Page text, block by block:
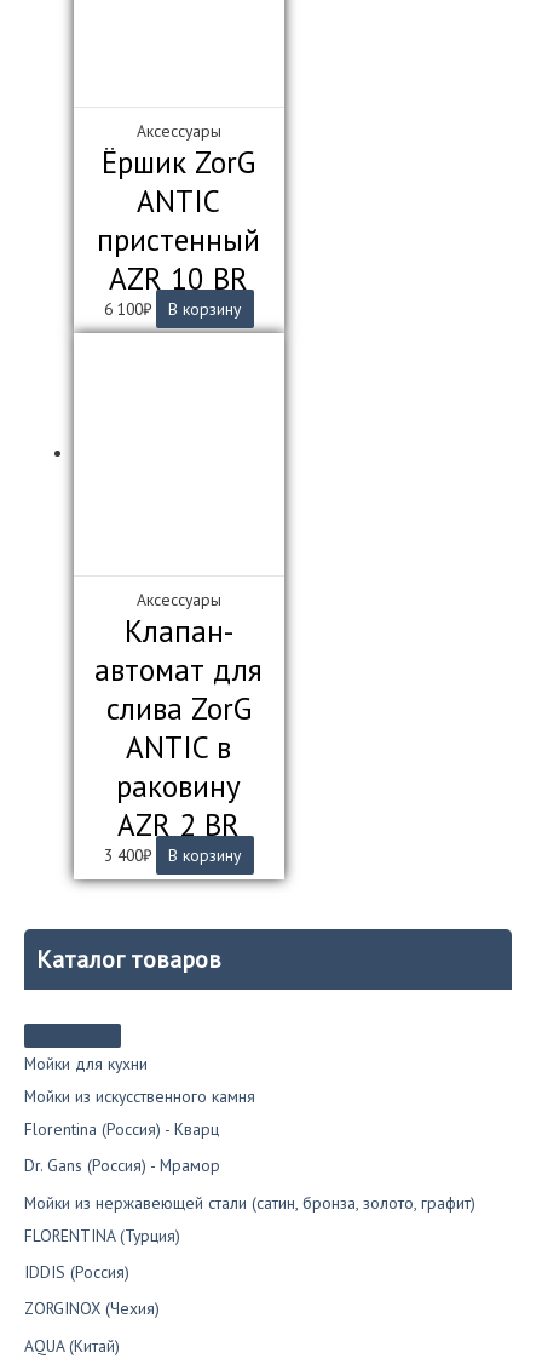
Каталог товаров
Мойки для кухни
Мойки из искусственного камня
Florentina (Россия) - Кварц
Dr. Gans (Россия) - Мрамор
Мойки из нержавеющей стали (сатин, бронза, золото, графит)
FLORENTINA (Турция)
IDDIS (Россия)
ZORGINOX (Чехия)
AQUA (Китай)
Аксессуары
Ёршик ZorG
ANTIC
пристенный
AZR 10 BR
6 100₽ В корзину
Аксессуары
Клапан-
автомат для
слива ZorG
ANTIC в
раковину
AZR 2 BR
3 400₽ В корзину